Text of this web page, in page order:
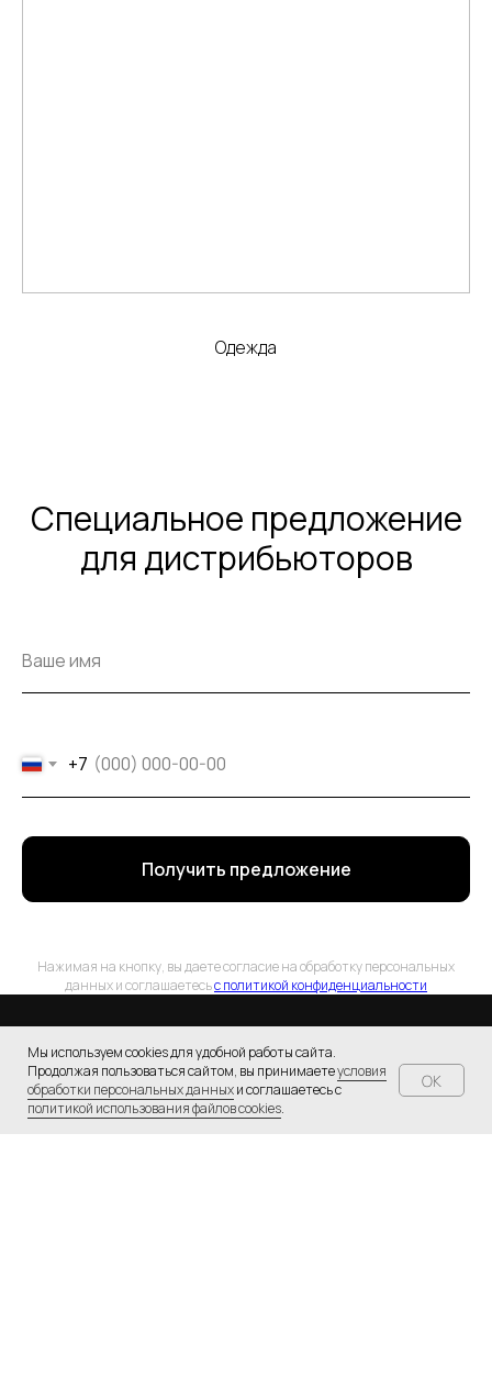
Одежда
Специальное предложение
для дистрибьюторов
+7
Получить предложение
Нажимая на кнопку, вы даете согласие на обработку персональных
данных и соглашаетесьc политикой конфиденциальности
Мы используем cookies для удобной работы сайта.
Продолжая пользоваться сайтом, вы принимаетеусловия
обработки персональных данныхи соглашаетесь с
политикой использования файлов cookies.
OK